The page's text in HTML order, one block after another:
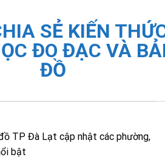
SẺ KIẾN
ĐO ĐẠC VÀ
ĐỒ
TP Đà Lạt cập nhật các phường,
bật